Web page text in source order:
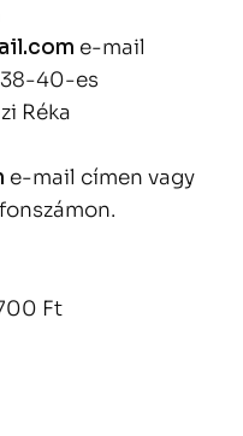
e-mail
38-40-es
Réka
e-mail címen vagy
Ft